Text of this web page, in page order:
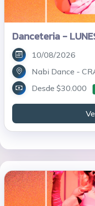
Danceteria -
10/08/2026
Nabi Dance -
Desde $30.000